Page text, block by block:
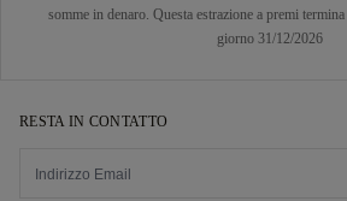
somme in denaro. Questa estrazione a premi
giorno 31/12/2026
RESTA IN CONTATTO